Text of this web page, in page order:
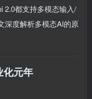
2.0都支持多模态输入/
深度解析多模态AI的原
化元年